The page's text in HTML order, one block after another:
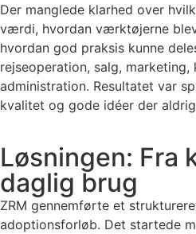
Der manglede klarhed over
værdi, hvordan værktøjerne
hvordan god praksis kunne
rejseoperation, salg, marketing,
administration. Resultatet var
kvalitet og gode idéer der
Løsningen: Fra
daglig brug
ZRM gennemførte et
adoptionsforløb. Det startede